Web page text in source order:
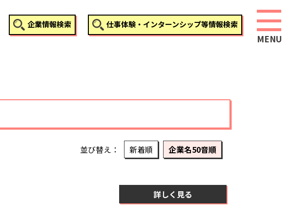
企業情報検索 仕事体験・インターンシップ等情報検索
並び替え 新着順 企業名50音順
詳しく見る